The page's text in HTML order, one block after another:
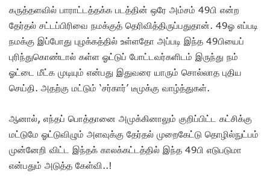
கருத்தளவில் பாராட்டத்தக்க படத்தின் ஒரே அம்சம் 49பி என்ற
தேர்தல் சட்டப்பிரிவை நமக்குத் தெரிவித்திருப்பதுதான். 49ஓ எப்படி
நமக்கு இப்போது புழக்கத்தில் உள்ளதோ அப்படி இந்த 49பியைப்
புரிந்துகொண்டால் கள்ள ஓட்டுப் போட்டவர்களிடம் இருந்து நம்
ஓட்டை மீட்க முடியும் என்பது இதுவரை யாரும் சொல்லாத புதிய
செய்தி. அதற்கு மட்டும் ‘சர்கார்’ டீமுக்கு வாழ்த்துகள்.
ஆனால், எந்தப் பொத்தானை அமுக்கினாலும் குறிப்பிட்ட கட்சிக்கு
மட்டுமே ஓட்டுவிழும் அளவுக்கு தேர்தல் முறைகேட்டு தொழில்நுட்பம்
முன்னேறி விட்ட இந்தக் காலக்கட்டத்தில் இந்த 49பி எடுபடுமா
என்பதும் அடுத்த கேள்வி..!